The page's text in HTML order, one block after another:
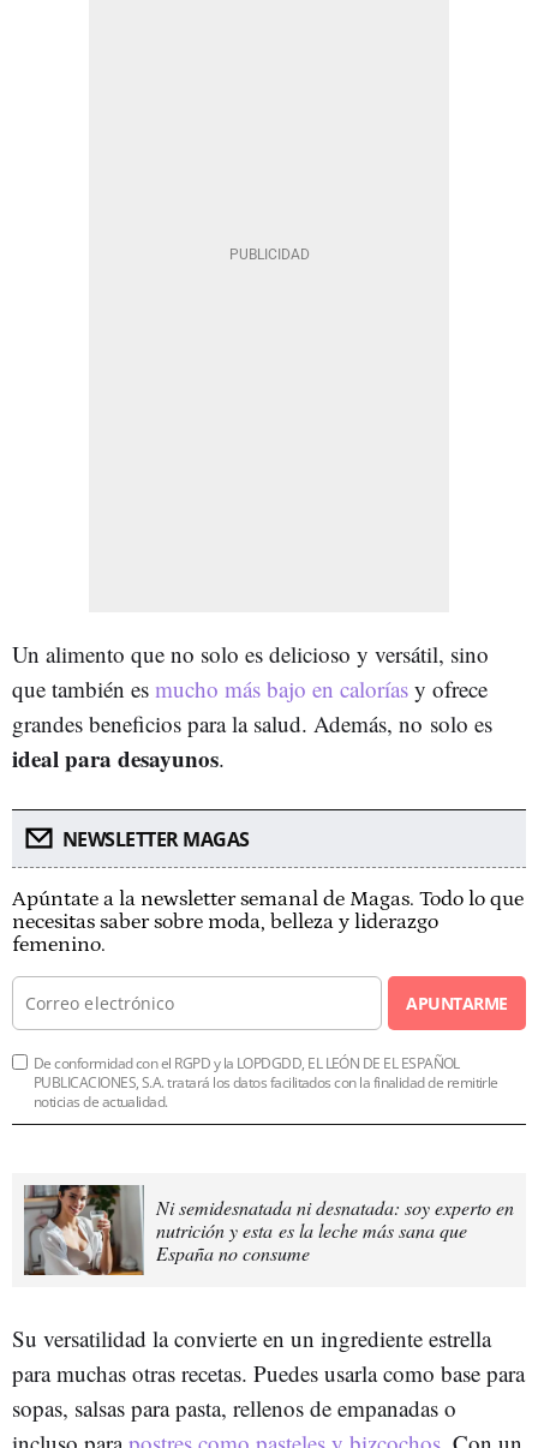
Un alimento que no solo es delicioso y versátil, sino
que también es mucho más bajo en calorías y ofrece
grandes beneficios para la salud. Además, no solo es
ideal para desayunos.
NEWSLETTER MAGAS
Apúntate a la newsletter semanal de Magas. Todo lo que
necesitas saber sobre moda, belleza y liderazgo
femenino.
APUNTARME
De conformidad con el RGPD y la LOPDGDD, EL LEÓN DE EL ESPAÑOL
PUBLICACIONES, S.A. tratará los datos facilitados con la finalidad de remitirle
noticias de actualidad.
Ni semidesnatada ni desnatada: soy experto en
nutrición y esta es la leche más sana que
España no consume
Su versatilidad la convierte en un ingrediente estrella
para muchas otras recetas. Puedes usarla como base para
sopas, salsas para pasta, rellenos de empanadas o